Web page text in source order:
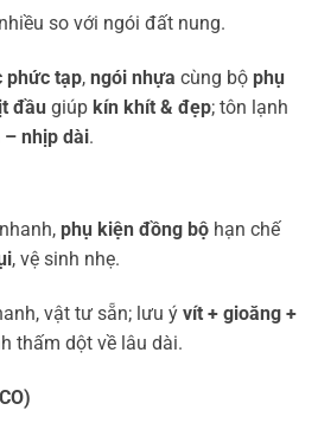
so với ngói đất nung.
phức tạp, ngói nhựa cùng bộ phụ
đầugiúp kín khít & đẹp; tôn lạnh
nhịp dài.
phụ kiện đồng bộhạn chế
, vệ sinh nhẹ.
vật tư sẵn; lưu ý vít + gioăng +
thấm dột về lâu dài.